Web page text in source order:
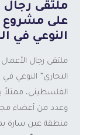
ملتقى رجال
على مشروع
النوعي في
ملتقى رجال
التجاري” النوعي
الفلسطيني،
وعدد من أعضاء
منطقة عين سارة